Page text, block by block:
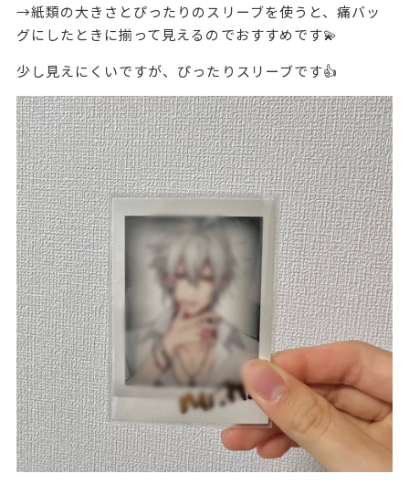
→紙類の大きさとぴったりのスリーブを使うと、痛バッ
グにしたときに揃って見えるのでおすすめです💫
少し見えにくいですが、ぴったりスリーブです👍